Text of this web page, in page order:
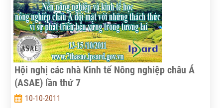
tinh thần.
Hội nghị các nhà Kinh tế Nông nghiệp châu Á
(ASAE) lần thứ 7
10-10-2011